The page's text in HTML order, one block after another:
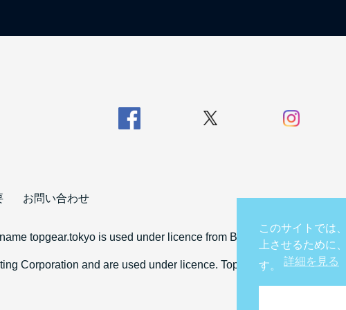
お問い合わせ
topgear.tokyo is used under licence from BBC Studios
Corporation and are used under licence. TopGear and BBC logos
このサイトでは
上させるために
す。 詳細を見る